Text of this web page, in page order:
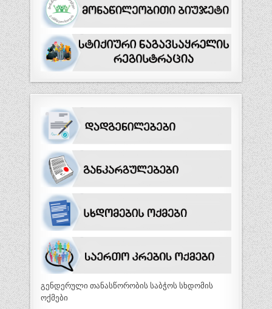
გენდერული თანასწორობის საბჭოს სხდომის
ოქმები